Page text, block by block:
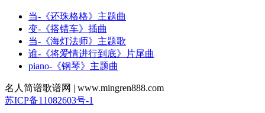
当-《还珠格格》主题曲
变-《搭错车》插曲
当-《海灯法师》主题歌
谁-《将爱情进行到底》片尾曲
piano-《钢琴》主题曲
名人简谱歌谱网 | www.mingren888.com
苏ICP备11082603号-1